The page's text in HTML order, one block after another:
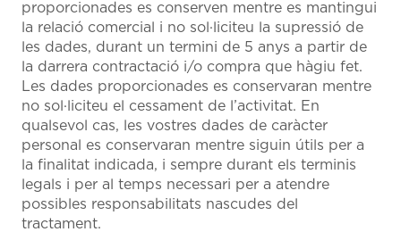
proporcionades es conserven mentre es mantingui
la relació comercial i no sol·liciteu la supressió de
les dades, durant un termini de 5 anys a partir de
la darrera contractació i/o compra que hàgiu fet.
Les dades proporcionades es conservaran mentre
no sol·liciteu el cessament de l’activitat. En
qualsevol cas, les vostres dades de caràcter
personal es conservaran mentre siguin útils per a
la finalitat indicada, i sempre durant els terminis
legals i per al temps necessari per a atendre
possibles responsabilitats nascudes del
tractament.